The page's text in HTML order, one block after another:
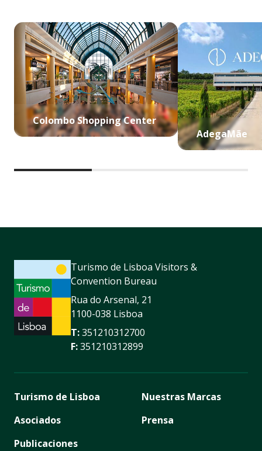
Colombo Shopping Center
AdegaMãe
Turismo de Lisboa Visitors &
Convention Bureau
Rua do Arsenal, 21
1100-038 Lisboa
T:351210312700
F:351210312899
Turismo de Lisboa
Asociados
Publicaciones
Nuestras Marcas
Prensa